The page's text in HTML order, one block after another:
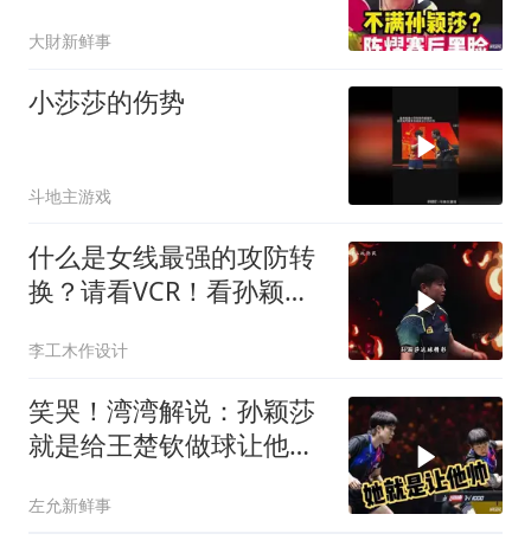
大財新鲜事
小莎莎的伤势
斗地主游戏
什么是女线最强的攻防转
换？请看VCR！看孙颖莎
李工木作设计
笑哭！湾湾解说：孙颖莎
就是给王楚钦做球让他帅
左允新鲜事